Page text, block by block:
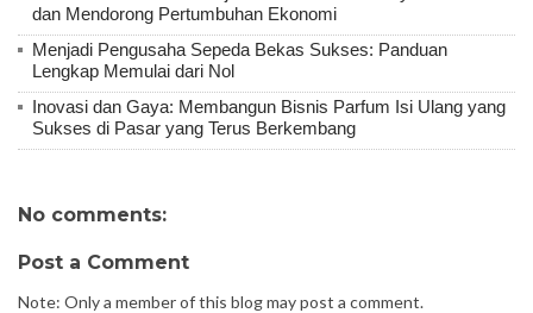
dan Mendorong Pertumbuhan Ekonomi
Menjadi Pengusaha Sepeda Bekas Sukses: Panduan
Lengkap Memulai dari Nol
Inovasi dan Gaya: Membangun Bisnis Parfum Isi Ulang yang
Sukses di Pasar yang Terus Berkembang
No comments:
Post a Comment
Note: Only a member of this blog may post a comment.